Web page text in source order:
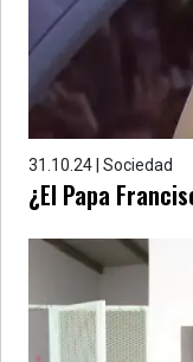
31.10.24 | Sociedad
¿El Papa